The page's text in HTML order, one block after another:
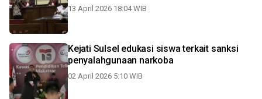
13 April 2026 18:04 WIB
Kejati Sulsel edukasi siswa terkait sanksi
penyalahgunaan narkoba
02 April 2026 5:10 WIB